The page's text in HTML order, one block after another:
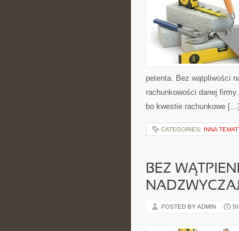
petenta. Bez wątpliwości
rachunkowości danej
bo kwestie rachunkowe […]
CATEGORIES: INNA
BEZ
POSTED BY ADMIN